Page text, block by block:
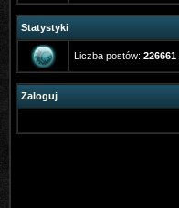
Statystyki
Liczba postów: 226661
Zaloguj